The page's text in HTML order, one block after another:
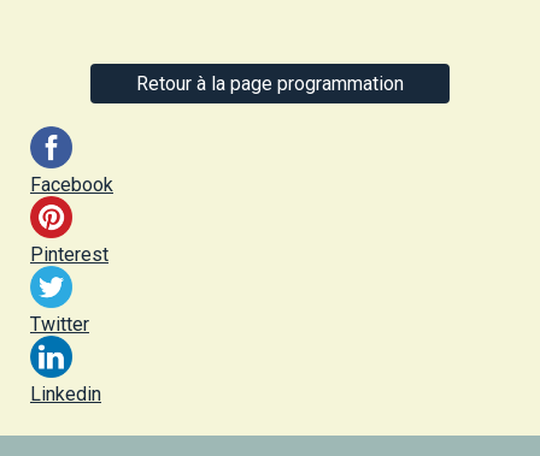
Retour à la page programmation
Facebook
Pinterest
Twitter
Linkedin